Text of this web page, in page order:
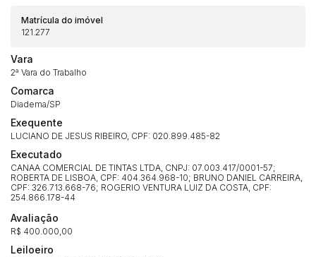
Matrícula do imóvel
121.277
Vara
2ª Vara do Trabalho
Comarca
Diadema/SP
Exequente
LUCIANO DE JESUS RIBEIRO, CPF: 020.899.485-82
Executado
CANAA COMERCIAL DE TINTAS LTDA, CNPJ: 07.003.417/0001-57;
ROBERTA DE LISBOA, CPF: 404.364.968-10; BRUNO DANIEL CARREIRA,
CPF: 326.713.668-76; ROGERIO VENTURA LUIZ DA COSTA, CPF:
254.866.178-44
Avaliação
R$ 400.000,00
Leiloeiro